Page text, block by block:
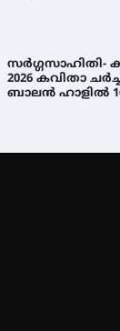
സർഗ്ഗസാഹിതി-
2026 കവിതാ
ബാലൻ ഹാളിൽ